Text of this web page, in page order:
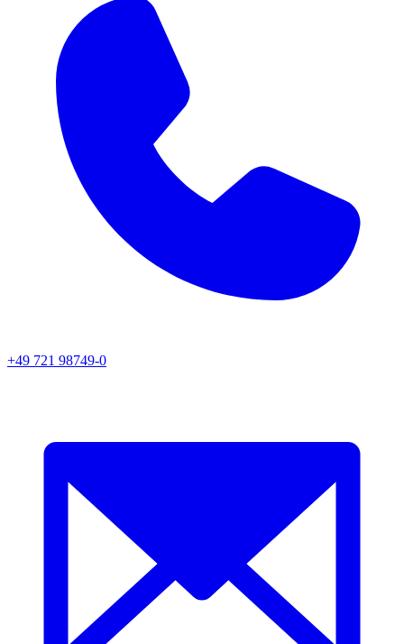
+49 721 98749-0